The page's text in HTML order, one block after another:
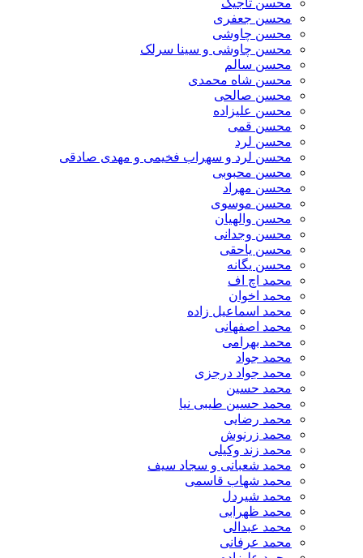
محسن تاجیک
محسن جعفری
محسن چاوشی
محسن چاوشی و سینا سرلک
محسن سالم
محسن شاه محمدی
محسن صالحی
محسن علیزاده
محسن قمی
محسن لرد
محسن لرد و سهراب فخیمی و مهدی صادقی
محسن محبوبی
محسن مهراد
محسن موسوی
محسن والهیان
محسن وجدانی
محسن یاحقی
محسن یگانه
محمد اچ اف
محمد اخوان
محمد اسماعیل زاده
محمد اصفهانی
محمد بهرامی
محمد جواد
محمد جواد درجزی
محمد حسین
محمد حسین طیبی نیا
محمد رضایی
محمد زرنوش
محمد زند وکیلی
محمد شعبانی و سجاد سیف
محمد شهاب قاسمی
​محمد شیردل
محمد ظهرابی
محمد عبدالی
محمد عرفانی